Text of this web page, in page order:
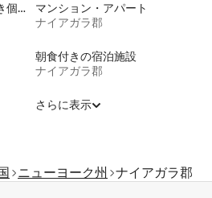
泊まれるバス・トイレ付き個室
マンション・アパート
ナイアガラ郡
朝食付きの宿泊施設
ナイアガラ郡
さらに表示
ニューヨーク州 ナイアガラ郡